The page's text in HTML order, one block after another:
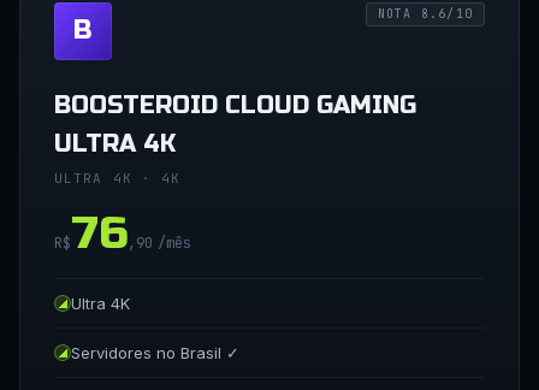
B
NOTA 8.6/10
BOOSTEROID CLOUD GAMING
ULTRA 4K
ULTRA 4K · 4K
R$76,90 /mês
Ultra 4K
Servidores no Brasil ✓